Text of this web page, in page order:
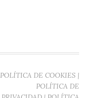
POLÍTICA DE COOKIES |
POLÍTICA DE